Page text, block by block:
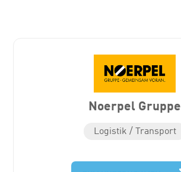
Noerpel Gruppe
Logistik / Transport